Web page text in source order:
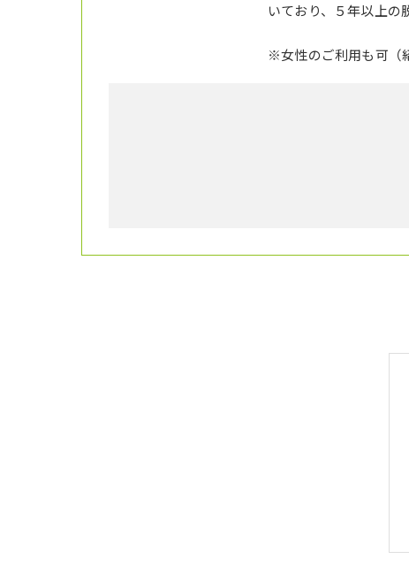
いており、５年以上の
※女性のご利用も可（